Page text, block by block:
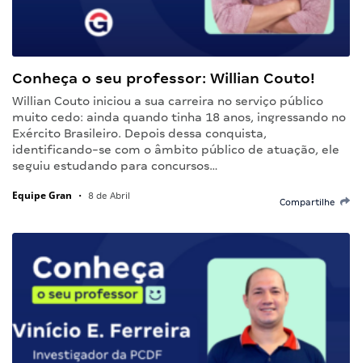
Conheça o seu professor: Willian Couto!
Willian Couto iniciou a sua carreira no serviço público
muito cedo: ainda quando tinha 18 anos, ingressando no
Exército Brasileiro. Depois dessa conquista,
identificando-se com o âmbito público de atuação, ele
seguiu estudando para concursos…
Equipe Gran • 8 de Abril
Compartilhe